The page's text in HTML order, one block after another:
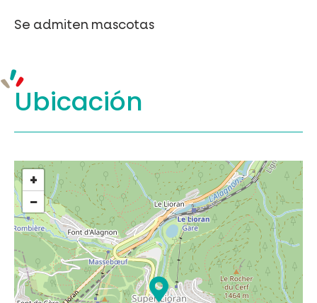
Se admiten mascotas
Ubicación
+
−